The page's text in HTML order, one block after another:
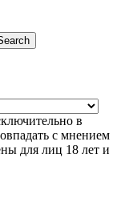
в
с мнением
для лиц 18 лет и